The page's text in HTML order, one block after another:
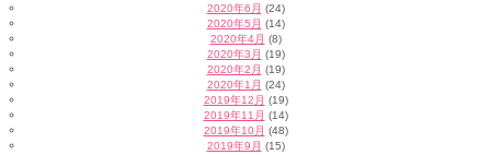
2020年6月 (24)
2020年5月 (14)
2020年4月 (8)
2020年3月 (19)
2020年2月 (19)
2020年1月 (24)
2019年12月 (19)
2019年11月 (14)
2019年10月 (48)
2019年9月 (15)